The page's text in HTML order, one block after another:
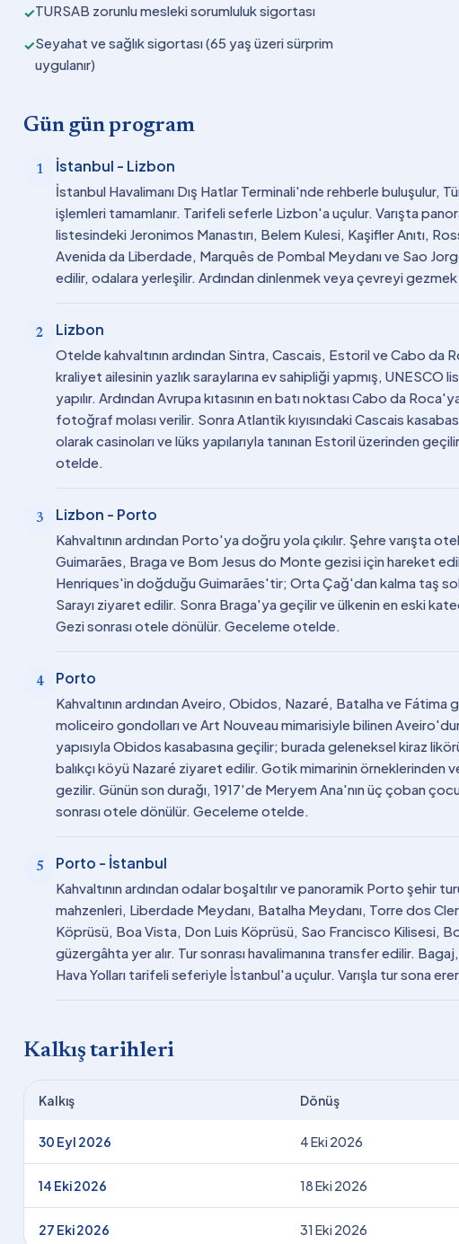
✓TURSAB zorunlu mesleki sorumluluk sigortası
✓Seyahat ve sağlık sigortası (65 yaş üzeri sürprim
uygulanır)
Gün gün program
1 İstanbul - Lizbon
İstanbul Havalimanı Dış Hatlar Terminali'nde rehberle buluşulur,
işlemleri tamamlanır. Tarifeli seferle Lizbon'a uçulur. Varışta
listesindeki Jeronimos Manastırı, Belem Kulesi, Kaşifler Anıtı,
Avenida da Liberdade, Marquês de Pombal Meydanı ve Sao
edilir, odalara yerleşilir. Ardından dinlenmek veya çevreyi
2 Lizbon
Otelde kahvaltının ardından Sintra, Cascais, Estoril ve Cabo da
kraliyet ailesinin yazlık saraylarına ev sahipliği yapmış, UNESCO
yapılır. Ardından Avrupa kıtasının en batı noktası Cabo da
fotoğraf molası verilir. Sonra Atlantik kıyısındaki Cascais
olarak casinoları ve lüks yapılarıyla tanınan Estoril üzerinden
otelde.
3 Lizbon - Porto
Kahvaltının ardından Porto'ya doğru yola çıkılır. Şehre varışta
Guimarães, Braga ve Bom Jesus do Monte gezisi için hareket
Henriques'in doğduğu Guimarães'tir; Orta Çağ'dan kalma taş
Sarayı ziyaret edilir. Sonra Braga'ya geçilir ve ülkenin en eski
Gezi sonrası otele dönülür. Geceleme otelde.
4 Porto
Kahvaltının ardından Aveiro, Obidos, Nazaré, Batalha ve Fátima
moliceiro gondolları ve Art Nouveau mimarisiyle bilinen
yapısıyla Obidos kasabasına geçilir; burada geleneksel kiraz
balıkçı köyü Nazaré ziyaret edilir. Gotik mimarinin örneklerinden
gezilir. Günün son durağı, 1917'de Meryem Ana'nın üç çoban
sonrası otele dönülür. Geceleme otelde.
5 Porto - İstanbul
Kahvaltının ardından odalar boşaltılır ve panoramik Porto şehir
mahzenleri, Liberdade Meydanı, Batalha Meydanı, Torre dos
Köprüsü, Boa Vista, Don Luis Köprüsü, Sao Francisco Kilisesi,
güzergâhta yer alır. Tur sonrası havalimanına transfer edilir.
Hava Yolları tarifeli seferiyle İstanbul'a uçulur. Varışla tur sona erer.
Kalkış tarihleri
Kalkış Dönüş
30 Eyl 2026 4 Eki 2026
14 Eki 2026 18 Eki 2026
27 Eki 2026 31 Eki 2026